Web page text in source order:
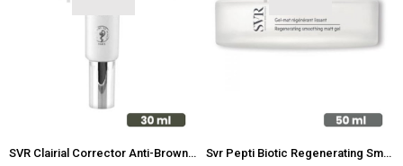
SVR Clairial Corrector Anti-Brown Spot Raidance Serum 30ml Svr Pepti Biotic Regenerating Smoothing Matt Gel 50 ml